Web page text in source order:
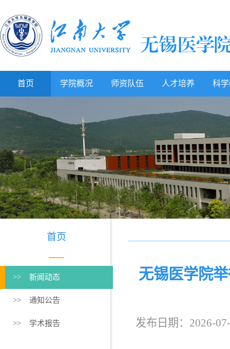
首页 学院概况 师资队伍 人才培养 科
首页
>> 新闻动态
>> 通知公告
>> 学术报告
无锡医学院
发布日期：2026-